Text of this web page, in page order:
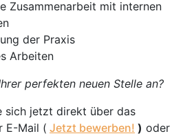
Zusammenarbeit mit internen
der Praxis
Arbeiten
perfekten neuen Stelle an?
sich jetzt direkt über das
E-Mail ( Jetzt bewerben! ) oder